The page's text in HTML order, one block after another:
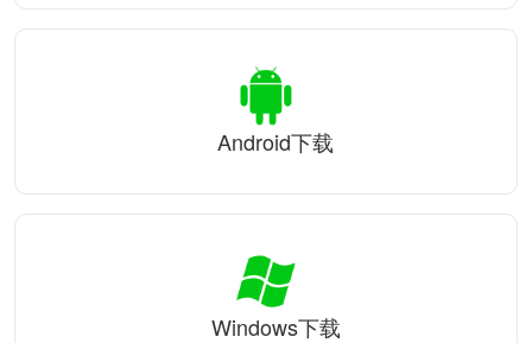
Android下载
Windows下载